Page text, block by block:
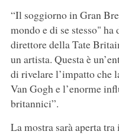
“Il soggiorno in Gran
mondo e di se stesso" ha
direttore della Tate
un artista. Questa è
di rivelare l’impatto che
Van Gogh e l’enorme
britannici”.
La mostra sarà aperta